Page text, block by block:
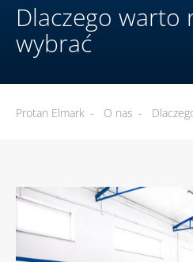
Dlaczego warto
wybrać
Protan Elmark - O nas -